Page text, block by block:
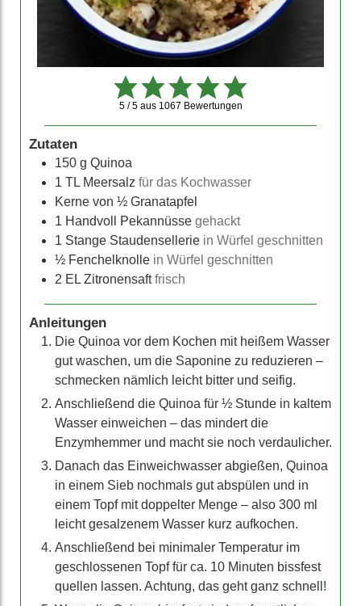
5 / 5aus 1067 Bewertungen
Zutaten
150 g Quinoa
1 TL Meersalz für das Kochwasser
Kerne von ½ Granatapfel
1 Handvoll Pekannüsse gehackt
1 Stange Staudensellerie in Würfel geschnitten
½ Fenchelknolle in Würfel geschnitten
2 EL Zitronensaft frisch
Anleitungen
Die Quinoa vor dem Kochen mit heißem Wasser
gut waschen, um die Saponine zu reduzieren –
schmecken nämlich leicht bitter und seifig.
Anschließend die Quinoa für ½ Stunde in kaltem
Wasser einweichen – das mindert die
Enzymhemmer und macht sie noch verdaulicher.
Danach das Einweichwasser abgießen, Quinoa
in einem Sieb nochmals gut abspülen und in
einem Topf mit doppelter Menge – also 300 ml
leicht gesalzenem Wasser kurz aufkochen.
Anschließend bei minimaler Temperatur im
geschlossenen Topf für ca. 10 Minuten bissfest
quellen lassen. Achtung, das geht ganz schnell!